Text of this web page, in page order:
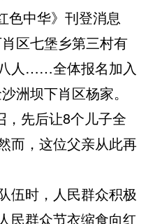
中华》刊登消息
肖区七堡乡第三村有
人……全体报名加入
洲坝下肖区杨家。
，先后让8个儿子全
而，这位父亲从此再
时，人民群众积极
民群众节衣缩食向红